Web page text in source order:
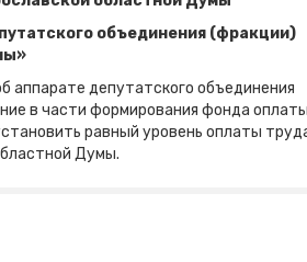
объединения (фракции)
аппарате депутатского объединения
в части формирования фонда
равный уровень оплаты
Думы.